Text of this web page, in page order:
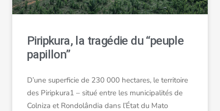
Piripkura, la tragédie du “peuple
papillon”
D’une superficie de 230 000 hectares, le territoire
des Piripkura1 – situé entre les municipalités de
Colniza et Rondolândia dans l’État du Mato